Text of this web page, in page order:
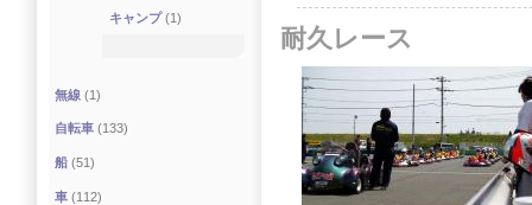
耐久レース
キャンプ(1)
無線 (1)
自転車 (133)
船 (51)
車 (112)